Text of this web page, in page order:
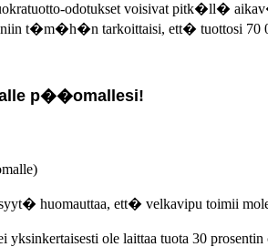
odotukset voisivat pitk�ll�
niin t�m�h�n tarkoittaisi, ett� tuottosi
p��omallesi!
huomauttaa, ett� velkavipu toimii
ole laittaa tuota 30